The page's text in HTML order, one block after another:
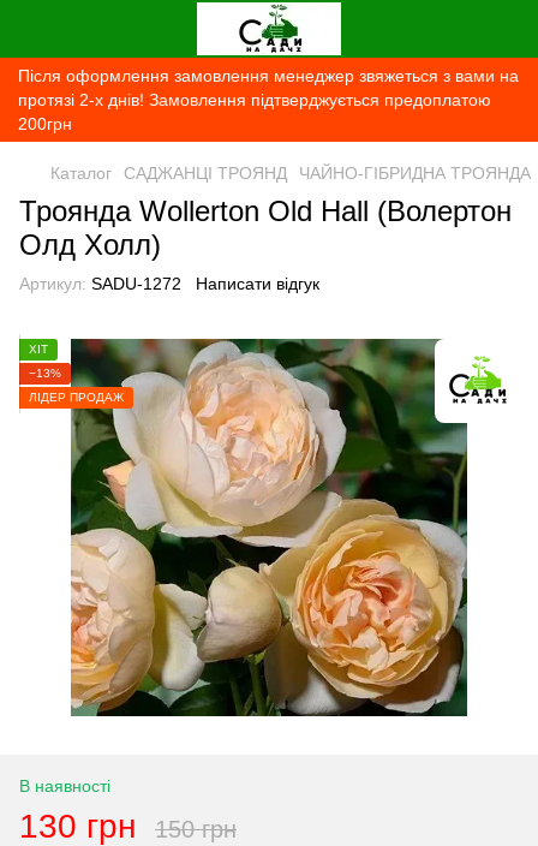
Після оформлення замовлення менеджер звяжеться з вами на
протязі 2-х днів! Замовлення підтверджується предоплатою
200грн
Каталог САДЖАНЦІ ТРОЯНД ЧАЙНО-ГІБРИДНА ТРОЯНДА
Троянда Wollerton Old Hall (Волертон
Олд Холл)
Артикул: SADU-1272 Написати відгук
ХІТ
−13%
ЛІДЕР ПРОДАЖ
В наявності
130 грн 150 грн